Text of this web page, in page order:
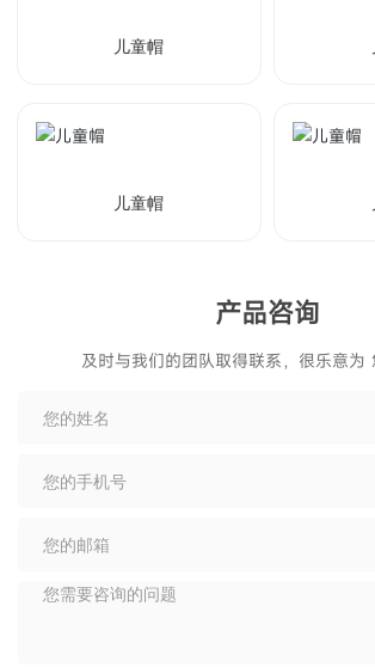
儿童帽
儿童帽
产品咨询
及时与我们的团队取得联系，很乐意为